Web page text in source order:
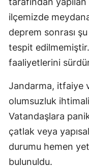
ilçemizde
deprem sonrası
tespit
faaliyetlerini
Jandarma, itfaiye
olumsuzluk
Vatandaşlara
çatlak veya
durumu hemen
bulunuldu.